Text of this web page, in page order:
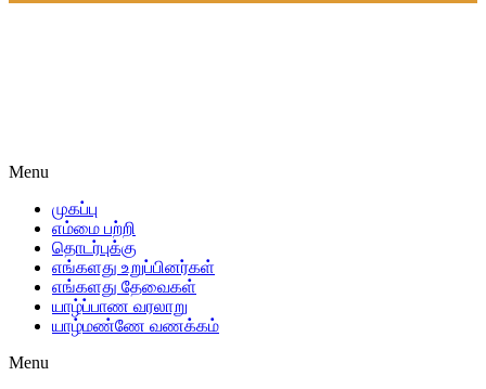
Menu
முகப்பு
எம்மை பற்றி
தொடர்புக்கு
எங்களது உறுப்பினர்கள்
எங்களது தேவைகள்
யாழ்ப்பாண வரலாறு
யாழ்மண்ணே வணக்கம்
Menu